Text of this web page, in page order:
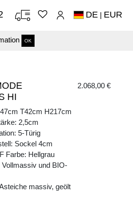
OK
DE | EUR
HI
2.068,00 €
T42cm H217cm
2,5cm
5-Türig
Sockel 4cm
Farbe: Hellgrau
Vollmassiv und BIO-
massiv, geölt